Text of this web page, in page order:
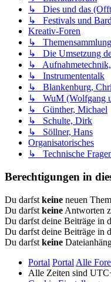
↳ Dies und das
↳ Festivals und
Kreativ-Foren
↳
↳ Die Umsetzung
↳ Aufnahmetechnik,
↳ Instrumententalk
↳ Blankenburg,
↳ WuM (Wolfgang
↳ Günther, Michael
↳ Schulte, Dirk
↳ Söllner, Hans
Organisatorisches
↳ Technische
Berechtigungen in
Du darfst keine neuen
Du darfst keine Antworten
Du darfst deine Beiträge in
Du darfst deine Beiträge in
Du darfst keine
Portal Portal Alle
Alle Zeiten sind